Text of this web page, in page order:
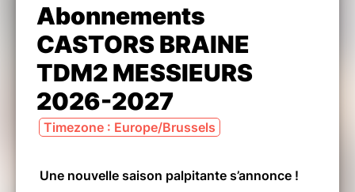
Abonnements
CASTORS BRAINE
TDM2 MESSIEURS
2026-2027
Timezone : Europe/Brussels
Une nouvelle saison palpitante s’annonce !